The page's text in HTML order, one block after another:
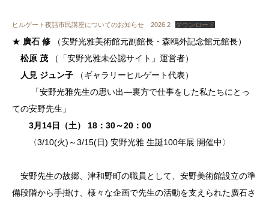
ヒルゲート夜話市民講座についてのお知らせ 2026.2 ダウンロード
★ 廣石 修 （安野光雅美術館元副館長・森鴎外記念館元館長）
松原 茂 （「安野光雅未公認サイト」運営者）
人見 ジュン子 （ギャラリーヒルゲート代表）
「安野光雅先生の思い出―裏方で仕事をした私たちにとっ
ての安野先生」
3月14日（土） 18：30～20：00
〈3/10(火)～3/15(日) 安野光雅 生誕100年展 開催中〉
安野先生の故郷、津和野町の職員として、安野美術館設立の準
備段階から手掛け、様々な企画で先生の活動を支えられた廣石さ